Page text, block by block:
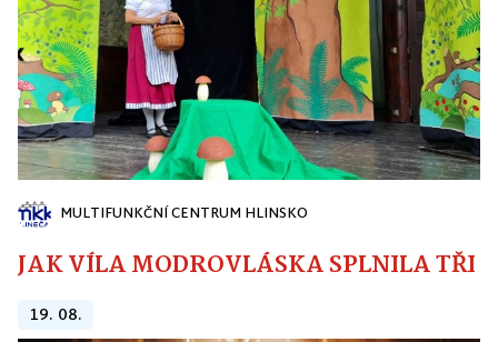
MULTIFUNKČNÍ CENTRUM HLINSKO
JAK VÍLA MODROVLÁSKA SPLNILA
19. 08.